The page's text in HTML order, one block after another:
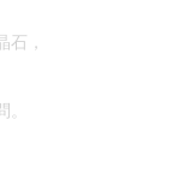
石，